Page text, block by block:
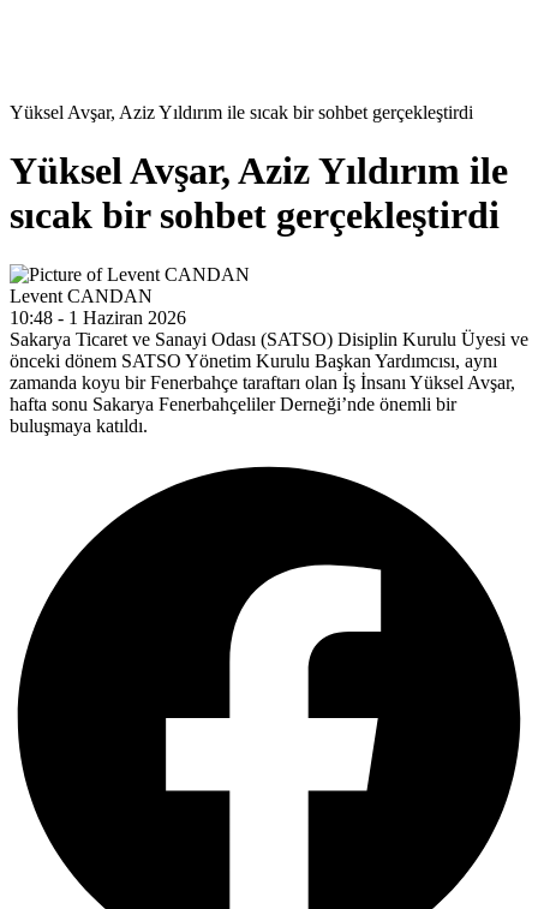
Yüksel Avşar, Aziz Yıldırım ile sıcak bir sohbet gerçekleştirdi
Yüksel Avşar, Aziz Yıldırım ile
sıcak bir sohbet gerçekleştirdi
Levent CANDAN
10:48 - 1 Haziran 2026
Sakarya Ticaret ve Sanayi Odası (SATSO) Disiplin Kurulu Üyesi ve
önceki dönem SATSO Yönetim Kurulu Başkan Yardımcısı, aynı
zamanda koyu bir Fenerbahçe taraftarı olan İş İnsanı Yüksel Avşar,
hafta sonu Sakarya Fenerbahçeliler Derneği’nde önemli bir
buluşmaya katıldı.